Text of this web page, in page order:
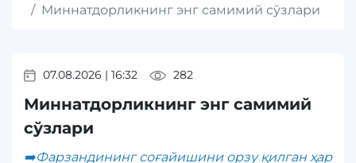
Миннатдорликнинг энг самимий сўзлари
07.08.2026 | 16:32 282
Миннатдорликнинг энг самимий
сўзлари
➡️Фарзандининг соғайишини орзу қилган ҳар